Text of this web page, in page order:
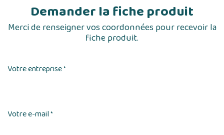
Demander la fiche produit
Merci de renseigner vos coordonnées pour recevoir la
fiche produit.
Votre entreprise*
Votre e-mail*